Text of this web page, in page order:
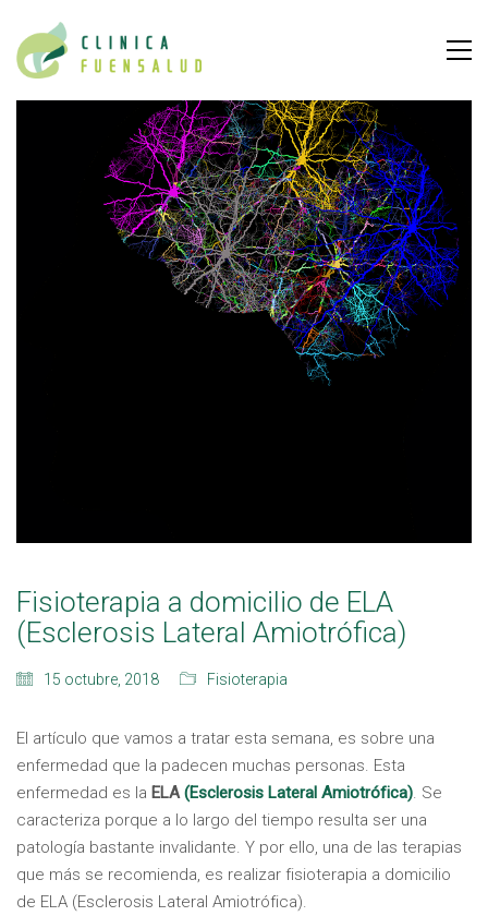
Fisioterapia a domicilio de ELA
(Esclerosis Lateral Amiotrófica)
15 octubre, 2018 Fisioterapia
El artículo que vamos a tratar esta semana, es sobre una
enfermedad que la padecen muchas personas. Esta
enfermedad es la ELA(Esclerosis Lateral Amiotrófica). Se
caracteriza porque a lo largo del tiempo resulta ser una
patología bastante invalidante. Y por ello, una de las terapias
que más se recomienda, es realizar fisioterapia a domicilio
de ELA (Esclerosis Lateral Amiotrófica).